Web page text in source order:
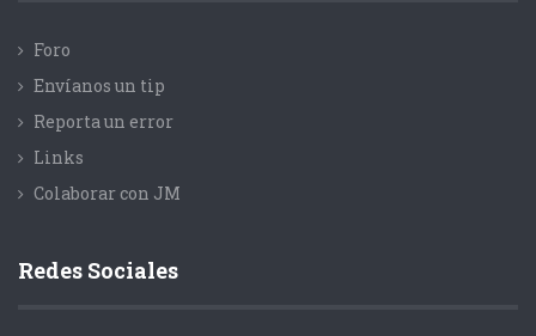
Foro
Envíanos un tip
Reporta un error
Links
Colaborar con JM
Redes Sociales